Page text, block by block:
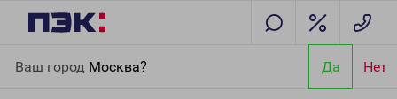
Ваш город Москва? Да Нет
Султану